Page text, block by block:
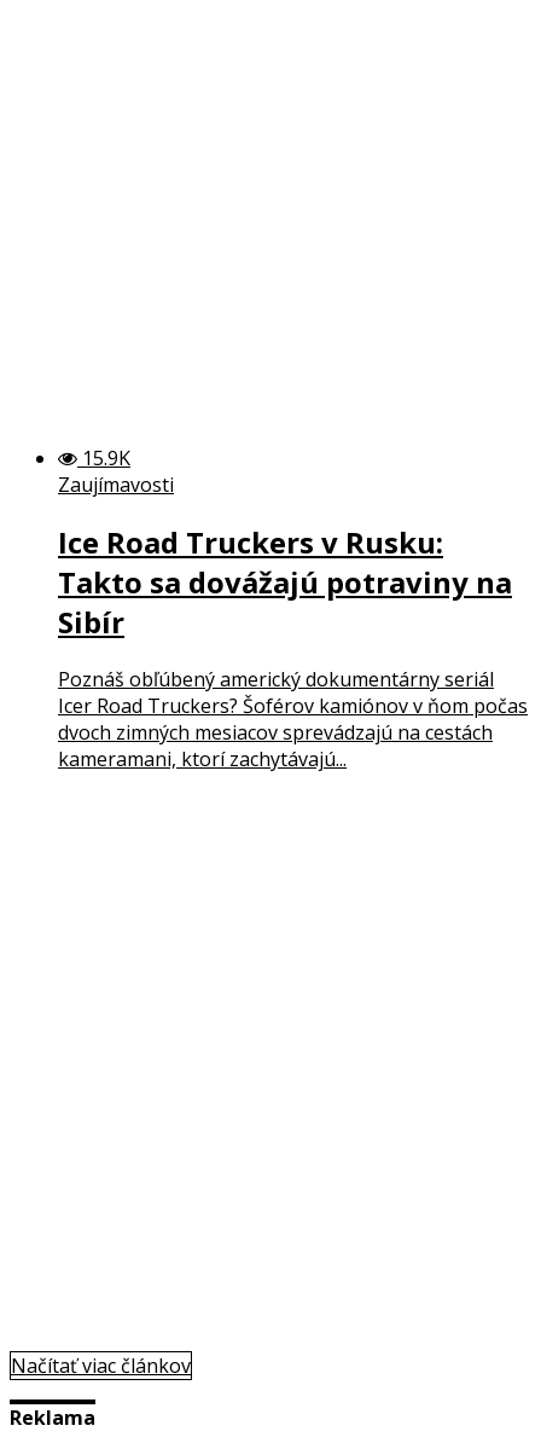
15.9K
Zaujímavosti
Ice Road Truckers v Rusku:
Takto sa dovážajú potraviny na
Sibír
Poznáš obľúbený americký dokumentárny seriál
Icer Road Truckers? Šoférov kamiónov v ňom počas
dvoch zimných mesiacov sprevádzajú na cestách
kameramani, ktorí zachytávajú...
Načítať viac článkov
Reklama